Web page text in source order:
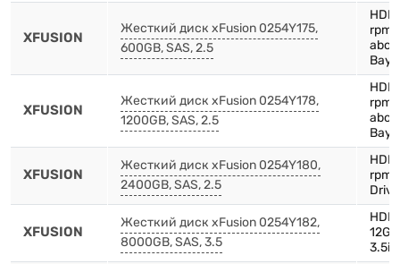
XFUSION
Жесткий диск xFusion 0254Y175,
600GB, SAS, 2.5
Bay)
XFUSION
Жесткий диск xFusion 0254Y178,
1200GB, SAS, 2.5
Bay)
XFUSION
Жесткий диск xFusion 0254Y180,
2400GB, SAS, 2.5
XFUSION
Жесткий диск xFusion 0254Y182,
8000GB, SAS, 3.5